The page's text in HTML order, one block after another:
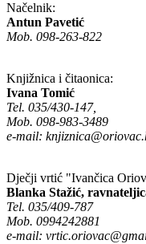
Načelnik:
Antun Pavetić
Mob. 098-263-822
Knjižnica i čitaonica:
Ivana Tomić
Tel. 035/430-147,
Mob. 098-983-3489
e-mail:
Dječji vrtić "Ivančica
Blanka Stažić,
Tel. 035/409-787
Mob. 0994242881
e-mail: